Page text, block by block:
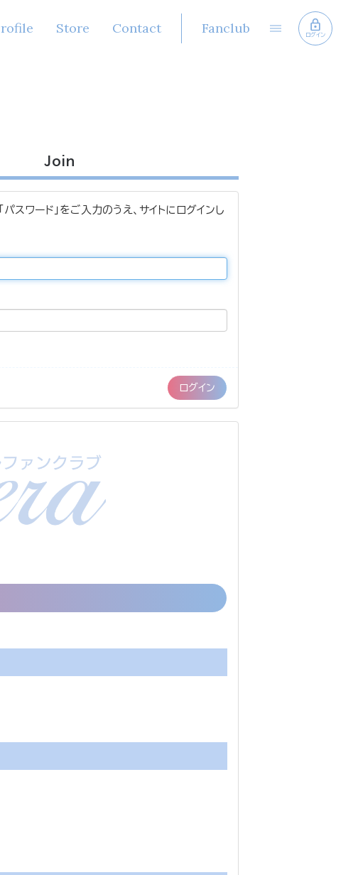
Store Contact Fanclub ログイン
Join
スワード」をご入力のうえ、サイトにログインし